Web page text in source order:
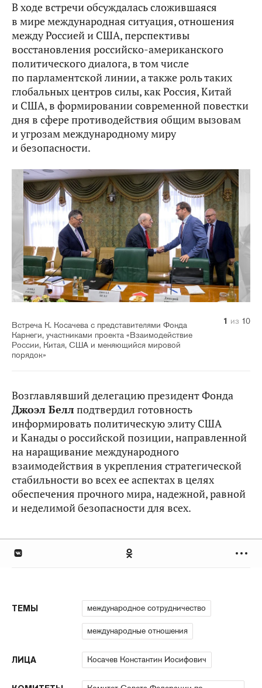
В ходе встречи обсуждалась сложившаяся
в мире международная ситуация, отношения
между Россией и США, перспективы
восстановления российско-американского
политического диалога, в том числе
по парламентской линии, а также роль таких
глобальных центров силы, как Россия, Китай
и США, в формировании современной повестки
дня в сфере противодействия общим вызовам
и угрозам международному миру
и безопасности.
Встреча К. Косачева с представителями Фонда
Карнеги, участниками проекта «Взаимодействие
России, Китая, США и меняющийся мировой
порядок»
1 из 10
2 из 10
3 из 10
4 из 10
5 из 10
6 из 10
7 из 10
8 из 10
9 из 10
10 из 10
Возглавлявший делегацию президент Фонда
Джоэл Белл подтвердил готовность
информировать политическую элиту США
и Канады о российской позиции, направленной
на наращивание международного
взаимодействия в укрепления стратегической
стабильности во всех ее аспектах в целях
обеспечения прочного мира, надежной, равной
и неделимой безопасности для всех.
ТЕМЫ международное сотрудничество
международные отношения
ЛИЦА Косачев Константин Иосифович